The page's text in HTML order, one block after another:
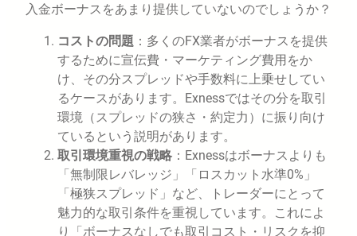
入金ボーナスをあまり提供していないのでしょうか？
コストの問題 ：多くのFX業者がボーナスを提供
するために宣伝費・マーケティング費用をか
け、その分スプレッドや手数料に上乗せしてい
るケースがあります。Exnessではその分を取引
環境（スプレッドの狭さ・約定力）に振り向け
ているという説明があります。
取引環境重視の戦略 ：Exnessはボーナスよりも
「無制限レバレッジ」「ロスカット水準0%」
「極狭スプレッド」など、トレーダーにとって
魅力的な取引条件を重視しています。これによ
り「ボーナスなしでも取引コスト・リスクを抑